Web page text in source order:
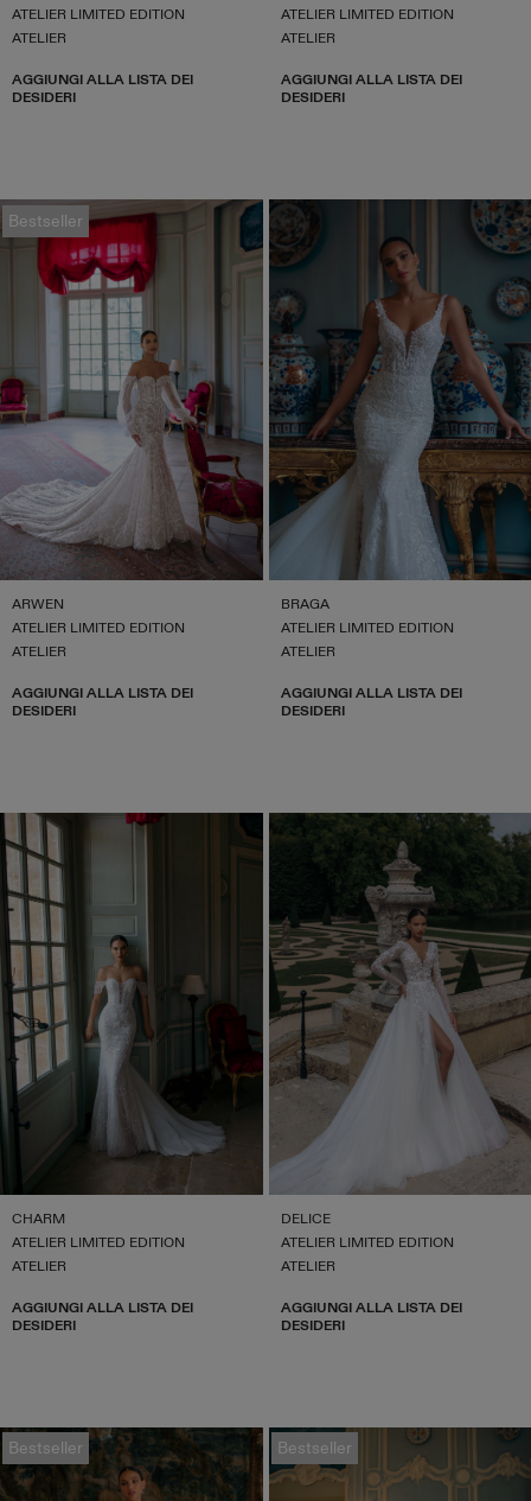
ATELIER LIMITED EDITION
ATELIER
AGGIUNGI ALLA LISTA DEI
DESIDERI
ATELIER LIMITED EDITION
ATELIER
AGGIUNGI ALLA LISTA DEI
DESIDERI
Bestseller
ARWEN
ATELIER LIMITED EDITION
ATELIER
AGGIUNGI ALLA LISTA DEI
DESIDERI
BRAGA
ATELIER LIMITED EDITION
ATELIER
AGGIUNGI ALLA LISTA DEI
DESIDERI
CHARM
ATELIER LIMITED EDITION
ATELIER
AGGIUNGI ALLA LISTA DEI
DESIDERI
DELICE
ATELIER LIMITED EDITION
ATELIER
AGGIUNGI ALLA LISTA DEI
DESIDERI
Bestseller Bestseller